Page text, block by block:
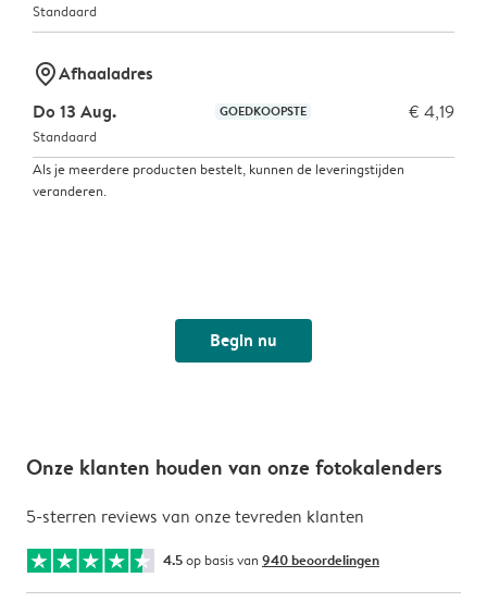
Standaard
marker-pinAfhaaladres
Do 13 Aug.
GOEDKOOPSTE € 4,19
Standaard
Als je meerdere producten bestelt, kunnen de leveringstijden
veranderen.
Begin nu
Onze klanten houden van onze fotokalenders
5-sterren reviews van onze tevreden klanten
4.5op basis van 940 beoordelingen